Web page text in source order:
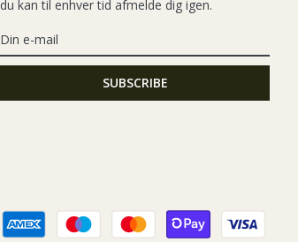
du kan til enhver tid afmelde dig igen.